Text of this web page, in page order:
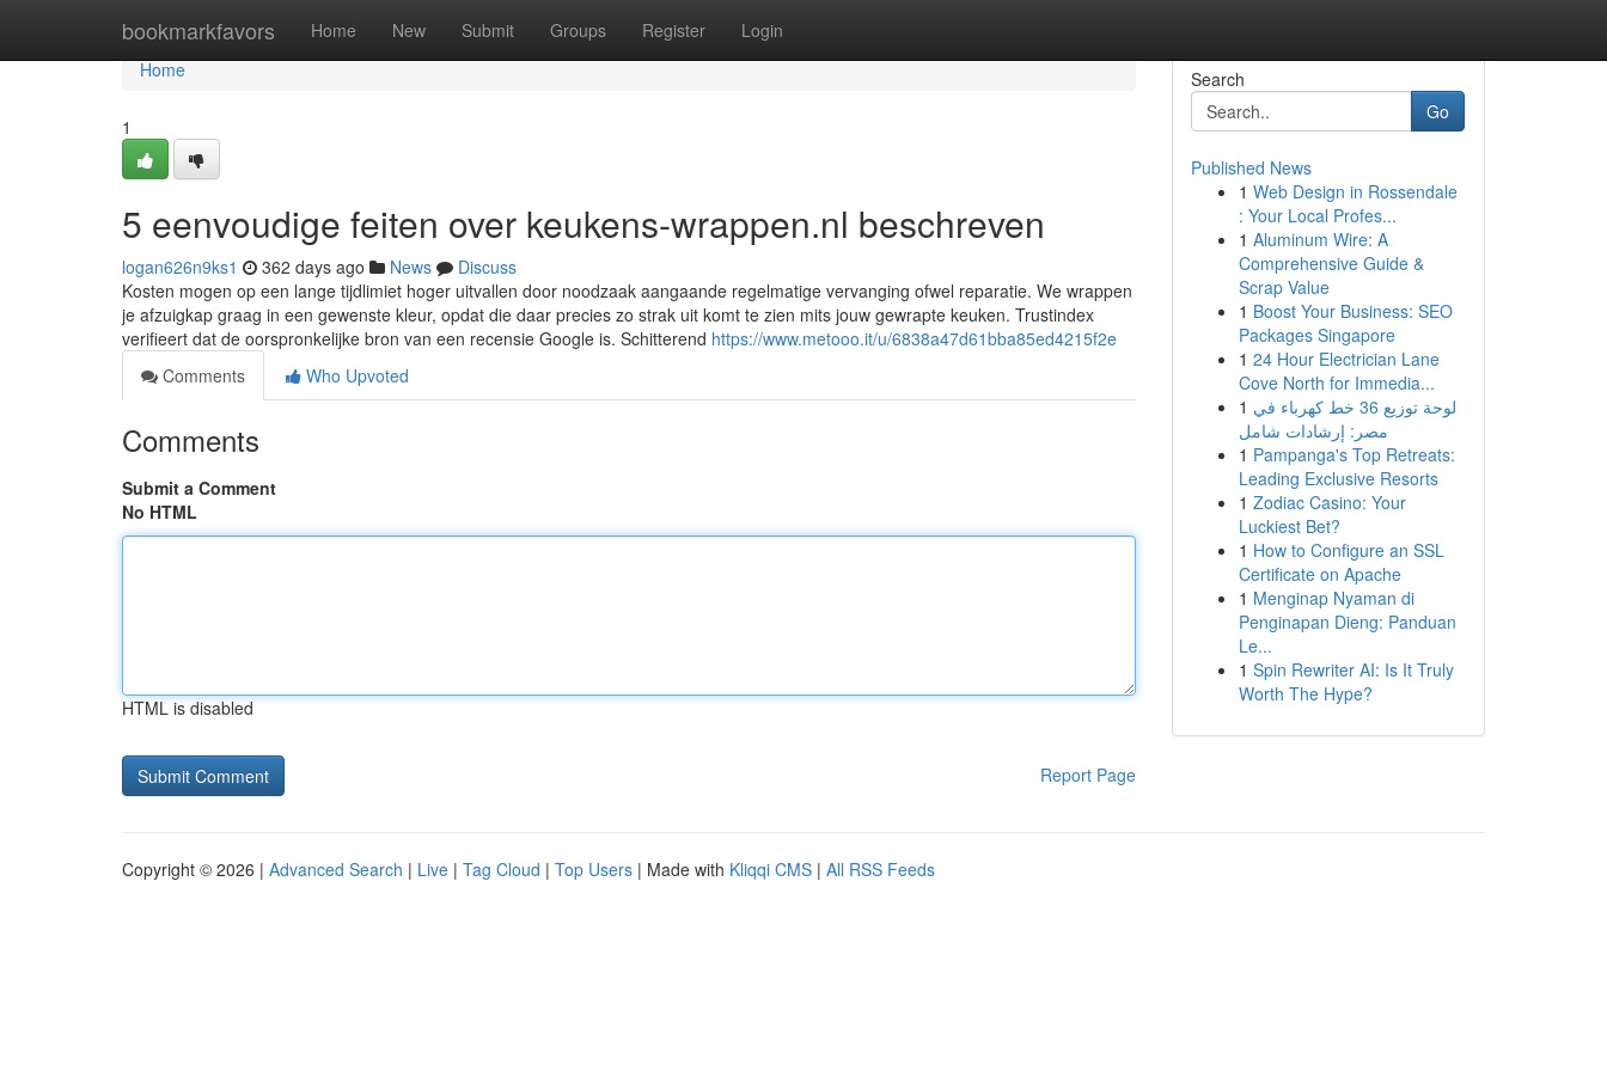
bookmarkfavors Home New Submit Groups Register Login
Home
Home
1
5 eenvoudige feiten over keukens-wrappen.nl beschreven
logan626n9ks1 362 days ago News
Discuss
Kosten mogen op een lange tijdlimiet hoger uitvallen door noodzaak aangaande regelmatige vervanging ofwel reparatie. We wrappen
je afzuigkap graag in een gewenste kleur, opdat die daar precies zo strak uit komt te zien mits jouw gewrapte keuken. Trustindex
verifieert dat de oorspronkelijke bron van een recensie Google is. Schitterend https://www.metooo.it/u/6838a47d61bba85ed4215f2e
Comments
Who Upvoted
Comments
Submit a Comment
No HTML
HTML is disabled
Report Page
Search
Go
Published News
1 Web Design in Rossendale
: Your Local Profes...
1 Aluminum Wire: A
Comprehensive Guide &
Scrap Value
1 Boost Your Business: SEO
Packages Singapore
1 24 Hour Electrician Lane
Cove North for Immedia...
1 لوحة توزيع 36 خط كهرباء في
مصر: إرشادات شامل
1 Pampanga's Top Retreats:
Leading Exclusive Resorts
1 Zodiac Casino: Your
Luckiest Bet?
1 How to Configure an SSL
Certificate on Apache
1 Menginap Nyaman di
Penginapan Dieng: Panduan
Le...
1 Spin Rewriter AI: Is It Truly
Worth The Hype?
Copyright © 2026 | Advanced Search | Live | Tag Cloud | Top Users | Made with Kliqqi CMS | All RSS Feeds